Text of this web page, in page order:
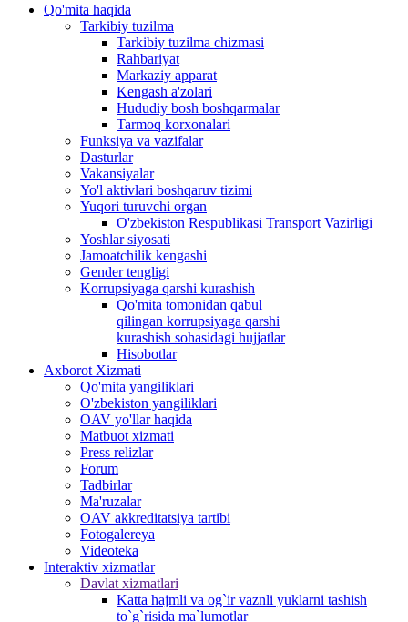
Qo'mita haqida
Tarkibiy tuzilma
Tarkibiy tuzilma chizmasi
Rahbariyat
Markaziy apparat
Kengash a'zolari
Hududiy bosh boshqarmalar
Tarmoq korxonalari
Funksiya va vazifalar
Dasturlar
Vakansiyalar
Yo'l aktivlari boshqaruv tizimi
Yuqori turuvchi organ
O'zbekiston Respublikasi Transport Vazirligi
Yoshlar siyosati
Jamoatchilik kengashi
Gender tengligi
Korrupsiyaga qarshi kurashish
Qo'mita tomonidan qabul
qilingan korrupsiyaga qarshi
kurashish sohasidagi hujjatlar
Hisobotlar
Аxborot Xizmati
Qo'mita yangiliklari
O'zbekiston yangiliklari
OAV yo'llar haqida
Matbuot xizmati
Press relizlar
Forum
Tadbirlar
Ma'ruzalar
OAV akkreditatsiya tartibi
Fotogalereya
Videoteka
Interaktiv xizmatlar
Davlat xizmatlari
Katta hajmli va og`ir vaznli yuklarni tashish
to`g`risida ma`lumotlar